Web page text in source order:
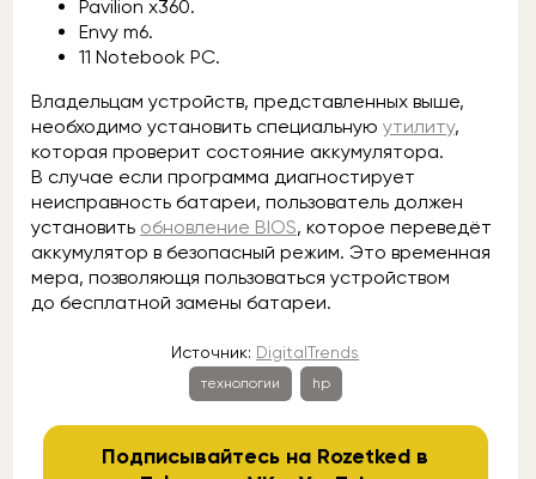
Pavilion x360.
Envy m6.
11 Notebook PC.
Владельцам устройств, представленных выше,
необходимо установить специальную утилиту,
которая проверит состояние аккумулятора.
В случае если программа диагностирует
неисправность батареи, пользователь должен
установить обновление BIOS, которое переведёт
аккумулятор в безопасный режим. Это временная
мера, позволяющя пользоваться устройством
до бесплатной замены батареи.
Источник: DigitalTrends
технологии hp
Подписывайтесь на Rozetked в